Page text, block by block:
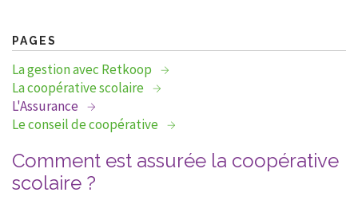
RECHERCHER
CONTACT
PAGES
La gestion avec Retkoop
La coopérative scolaire
L'Assurance
Le conseil de coopérative
Comment est assurée la coopérative
scolaire ?